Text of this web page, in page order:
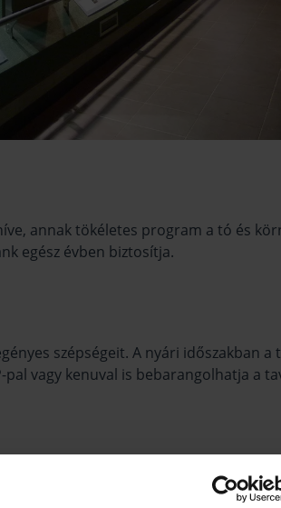
annak tökéletes program a tó és
egész évben biztosítja.
szépségeit. A nyári időszakban a
vagy kenuval is bebarangolhatja a
strand található, amelyek között
a strandokon.